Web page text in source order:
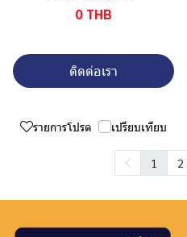
0 THB
ติดต่อเรา
รายการโปรด เปรียบเทียบ
1 2